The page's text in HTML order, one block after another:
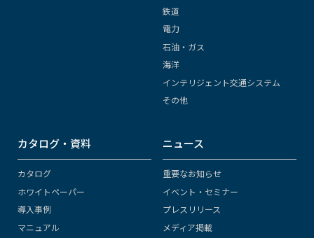
鉄道
電力
石油・ガス
海洋
インテリジェント交通システム
その他
カタログ・資料
カタログ
ホワイトペーパー
導入事例
マニュアル
ニュース
重要なお知らせ
イベント・セミナー
プレスリリース
メディア掲載